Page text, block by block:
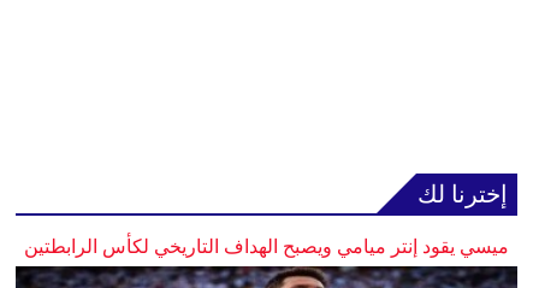
إخترنا لك
ميسي يقود إنتر ميامي ويصبح الهداف التاريخي لكأس الرابطتين